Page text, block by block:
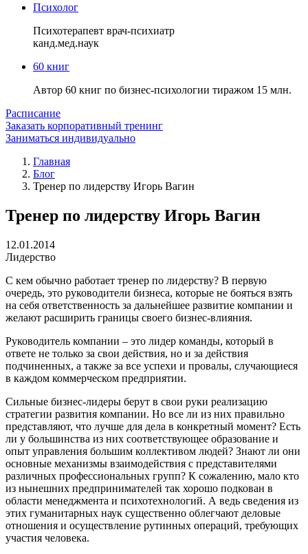
Психолог
Психотерапевт врач-психиатр
канд.мед.наук
60 книг
Автор 60 книг по бизнес-психологии тиражом 15 млн.
Расписание
Заказать корпоративный тренинг
Заниматься индивидуально
Главная
Блог
Тренер по лидерству Игорь Вагин
Тренер по лидерству Игорь Вагин
12.01.2014
Лидерство
С кем обычно работает тренер по лидерству? В первую
очередь, это руководители бизнеса, которые не бояться взять
на себя ответственность за дальнейшее развитие компании и
желают расширить границы своего бизнес-влияния.
Руководитель компании – это лидер команды, который в
ответе не только за свои действия, но и за действия
подчиненных, а также за все успехи и провалы, случающиеся
в каждом коммерческом предприятии.
Сильные бизнес-лидеры берут в свои руки реализацию
стратегии развития компании. Но все ли из них правильно
представляют, что лучше для дела в конкретный момент? Есть
ли у большинства из них соответствующее образование и
опыт управления большим коллективом людей? Знают ли они
основные механизмы взаимодействия с представителями
различных профессиональных групп? К сожалению, мало кто
из нынешних предпринимателей так хорошо подкован в
области менеджмента и психотехнологий. А ведь сведения из
этих гуманитарных наук существенно облегчают деловые
отношения и осуществление рутинных операций, требующих
участия человека.